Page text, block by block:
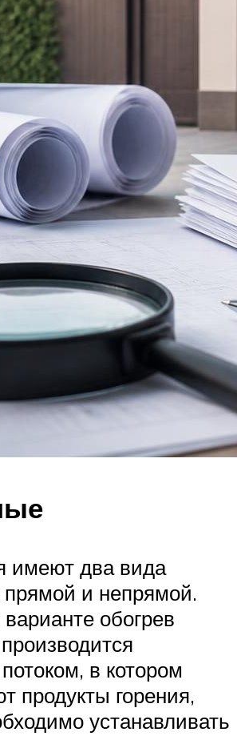
имеют два вида
прямой и непрямой.
обогрев
в котором
продукты горения,
устанавливать